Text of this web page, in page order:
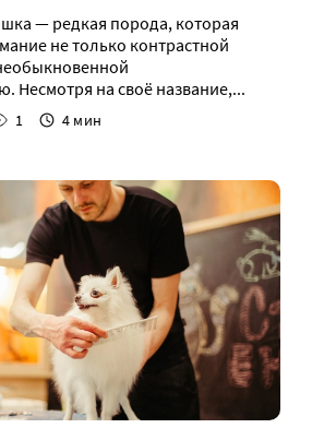
— редкая порода, которая
не только контрастной
Несмотря на своё название,...
1 4 мин